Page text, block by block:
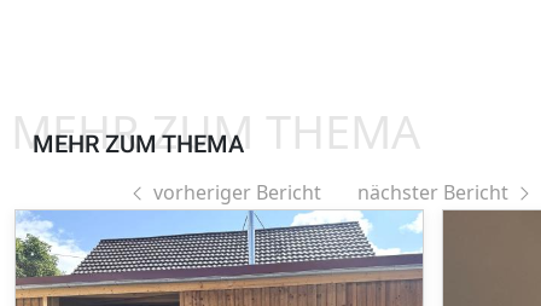
MEHR ZUM THEMA
MEHR ZUM THEMA
vorheriger Bericht nächster Bericht